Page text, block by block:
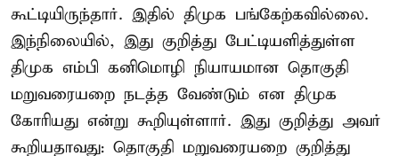
கூட்டியிருந்தார். இதில் திமுக பங்கேற்கவில்லை.
இந்நிலையில், இது குறித்து பேட்டியளித்துள்ள
திமுக எம்பி கனிமொழி நியாயமான தொகுதி
மறுவரையறை நடத்த வேண்டும் என திமுக
கோரியது என்று கூறியுள்ளார். இது குறித்து அவர்
கூறியதாவது: தொகுதி மறுவரையறை குறித்து